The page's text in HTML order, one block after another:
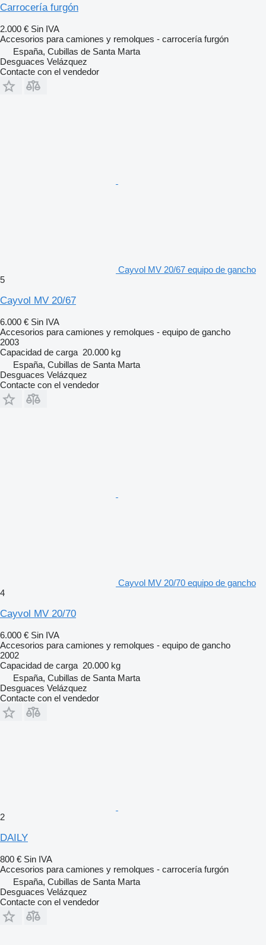
Carrocería furgón
2.000 € Sin IVA
Accesorios para camiones y remolques - carrocería furgón
España, Cubillas de Santa Marta
Desguaces Velázquez
Contacte con el vendedor
Cayvol MV 20/67 equipo de gancho
5
Cayvol MV 20/67
6.000 € Sin IVA
Accesorios para camiones y remolques - equipo de gancho
2003
Capacidad de carga 20.000 kg
España, Cubillas de Santa Marta
Desguaces Velázquez
Contacte con el vendedor
Cayvol MV 20/70 equipo de gancho
4
Cayvol MV 20/70
6.000 € Sin IVA
Accesorios para camiones y remolques - equipo de gancho
2002
Capacidad de carga 20.000 kg
España, Cubillas de Santa Marta
Desguaces Velázquez
Contacte con el vendedor
2
DAILY
800 € Sin IVA
Accesorios para camiones y remolques - carrocería furgón
España, Cubillas de Santa Marta
Desguaces Velázquez
Contacte con el vendedor